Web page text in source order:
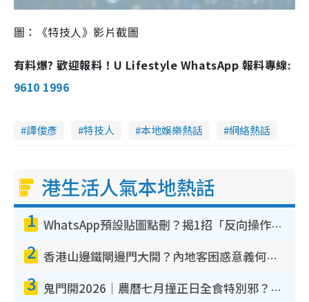
圖：《特技人》影片截圖
有料爆? 歡迎報料！U Lifestyle WhatsApp 報料專線:
9610 1996
譚俊彥 特技人 本地娛樂熱話 網絡熱話
港生活人氣本地熱話
1 WhatsApp預設貼圖點刪？揭1招「反向操作」還原簡潔介面 附3步實測教學
2 香港山邊鐵閘邊門大開？內地客困惑意義何在！網民神回覆：呢種叫法理性防禦
3 鬼門開2026｜農曆七月撞正日全食特別邪？專家警告切忌做一事！揭4大禁忌+2招保平安